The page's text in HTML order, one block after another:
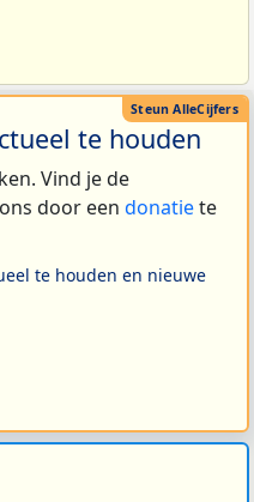
te houden
Vind je de
door een donatiete
te houden en nieuwe